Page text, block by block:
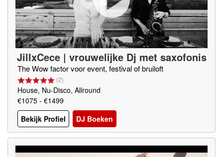
JillxCece | vrouwelijke Dj met saxofonis
te
The Wow factor voor event, festival of bruiloft
(2)
House, Nu-Disco, Allround
€1075 - €1499
Bekijk Profiel
DJ Boeken